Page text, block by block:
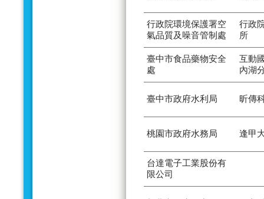
行政院環境保護署空
氣品質及噪音管制處
行政
所
臺中市食品藥物安全
處
互動
內湖
臺中市政府水利局 昕傳
桃園市政府水務局 逢甲
台達電子工業股份有
限公司